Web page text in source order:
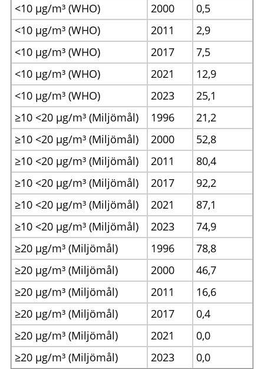
<10 µg/m³ (WHO)
2000
0,5
<10 µg/m³ (WHO)
2011
2,9
<10 µg/m³ (WHO)
2017
7,5
<10 µg/m³ (WHO)
2021
12,9
<10 µg/m³ (WHO)
2023
25,1
≥10 <20 µg/m³ (Miljömål)
1996
21,2
≥10 <20 µg/m³ (Miljömål)
2000
52,8
≥10 <20 µg/m³ (Miljömål)
2011
80,4
≥10 <20 µg/m³ (Miljömål)
2017
92,2
≥10 <20 µg/m³ (Miljömål)
2021
87,1
≥10 <20 µg/m³ (Miljömål)
2023
74,9
≥20 µg/m³ (Miljömål)
1996
78,8
≥20 µg/m³ (Miljömål)
2000
46,7
≥20 µg/m³ (Miljömål)
2011
16,6
≥20 µg/m³ (Miljömål)
2017
0,4
≥20 µg/m³ (Miljömål)
2021
0,0
≥20 µg/m³ (Miljömål)
2023 0,0